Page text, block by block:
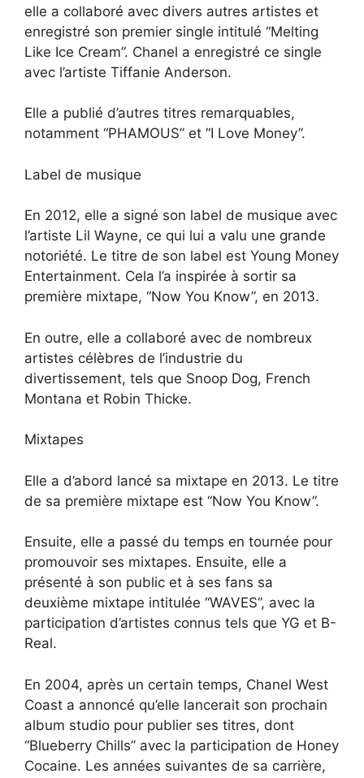
elle a collaboré avec divers autres artistes et
enregistré son premier single intitulé “Melting
Like Ice Cream”. Chanel a enregistré ce single
avec l’artiste Tiffanie Anderson.
Elle a publié d’autres titres remarquables,
notamment “PHAMOUS” et “I Love Money”.
Label de musique
En 2012, elle a signé son label de musique avec
l’artiste Lil Wayne, ce qui lui a valu une grande
notoriété. Le titre de son label est Young Money
Entertainment. Cela l’a inspirée à sortir sa
première mixtape, “Now You Know”, en 2013.
En outre, elle a collaboré avec de nombreux
artistes célèbres de l’industrie du
divertissement, tels que Snoop Dog, French
Montana et Robin Thicke.
Mixtapes
Elle a d’abord lancé sa mixtape en 2013. Le titre
de sa première mixtape est “Now You Know”.
Ensuite, elle a passé du temps en tournée pour
promouvoir ses mixtapes. Ensuite, elle a
présenté à son public et à ses fans sa
deuxième mixtape intitulée “WAVES”, avec la
participation d’artistes connus tels que YG et B-
Real.
En 2004, après un certain temps, Chanel West
Coast a annoncé qu’elle lancerait son prochain
album studio pour publier ses titres, dont
“Blueberry Chills” avec la participation de Honey
Cocaine. Les années suivantes de sa carrière,